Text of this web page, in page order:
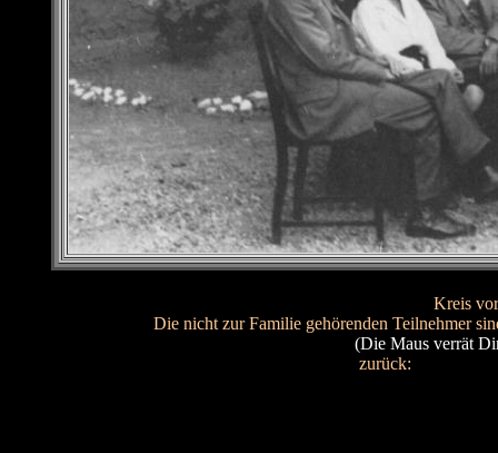
Kreis
Die nicht zur Familie gehörenden Teilnehmer
(Die Maus verrät
zurück: